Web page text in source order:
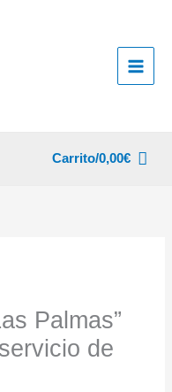
Carrito/0,00€
Palmas”
de